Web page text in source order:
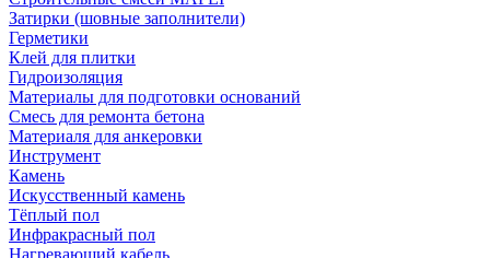
Затирки (шовные заполнители)
Герметики
Клей для плитки
Гидроизоляция
Материалы для подготовки оснований
Смесь для ремонта бетона
Материаля для анкеровки
Инструмент
Камень
Искусственный камень
Тёплый пол
Инфракрасный пол
Нагревающий кабель